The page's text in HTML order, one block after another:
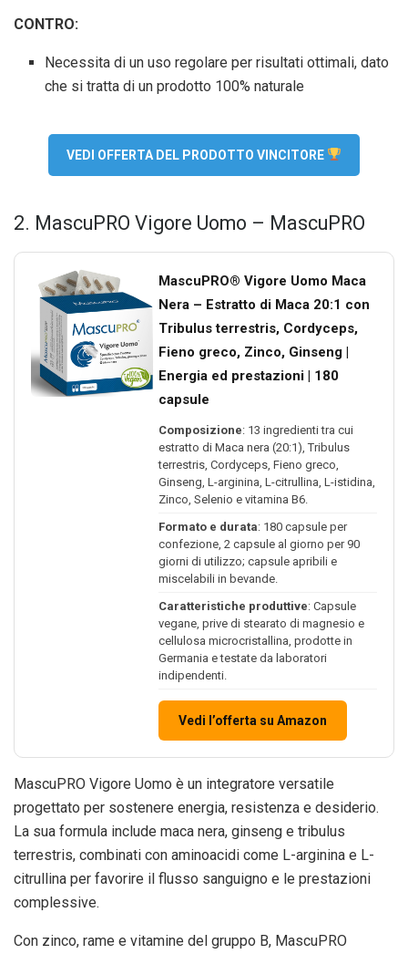
CONTRO:
Necessita di un uso regolare per risultati ottimali, dato
che si tratta di un prodotto 100% naturale
VEDI OFFERTA DEL PRODOTTO VINCITORE
2. MascuPRO Vigore Uomo – MascuPRO
MascuPRO® Vigore Uomo Maca
Nera – Estratto di Maca 20:1 con
Tribulus terrestris, Cordyceps,
Fieno greco, Zinco, Ginseng |
Energia ed prestazioni | 180
capsule
Composizione: 13 ingredienti tra cui
estratto di Maca nera (20:1), Tribulus
terrestris, Cordyceps, Fieno greco,
Ginseng, L-arginina, L-citrullina, L-istidina,
Zinco, Selenio e vitamina B6.
Formato e durata: 180 capsule per
confezione, 2 capsule al giorno per 90
giorni di utilizzo; capsule apribili e
miscelabili in bevande.
Caratteristiche produttive: Capsule
vegane, prive di stearato di magnesio e
cellulosa microcristallina, prodotte in
Germania e testate da laboratori
indipendenti.
Vedi l’offerta su Amazon
MascuPRO Vigore Uomo è un integratore versatile
progettato per sostenere energia, resistenza e desiderio.
La sua formula include maca nera, ginseng e tribulus
terrestris, combinati con aminoacidi come L-arginina e L-
citrullina per favorire il flusso sanguigno e le prestazioni
complessive.
Con zinco, rame e vitamine del gruppo B, MascuPRO